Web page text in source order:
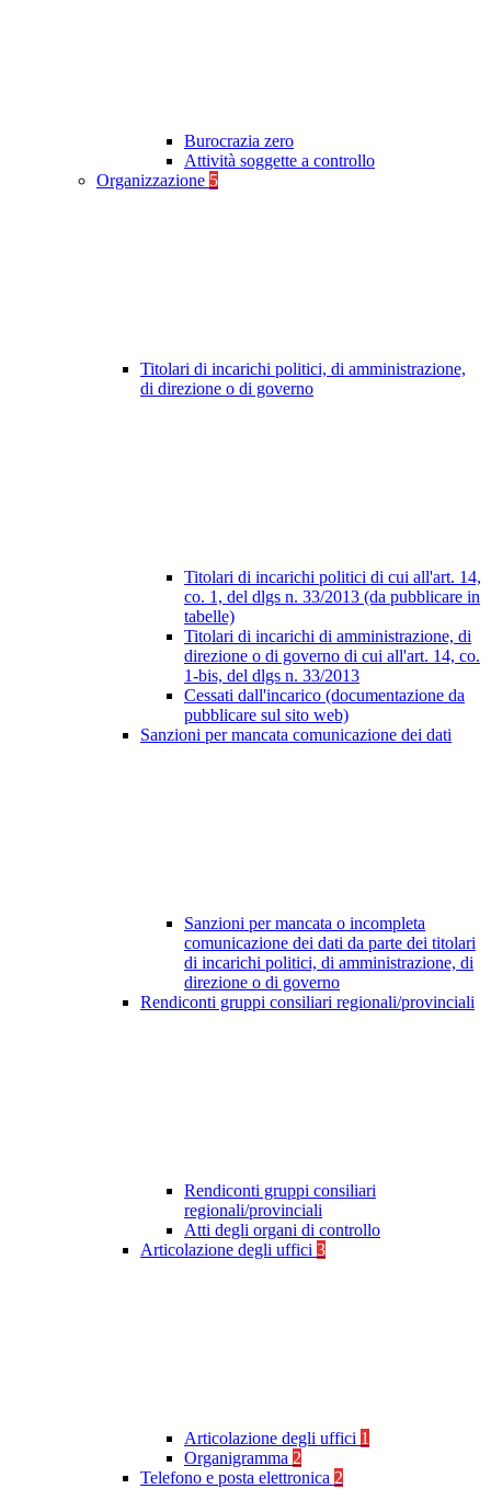
Burocrazia zero
Attività soggette a controllo
Organizzazione 5
Titolari di incarichi politici, di amministrazione,
di direzione o di governo
Titolari di incarichi politici di cui all'art. 14,
co. 1, del dlgs n. 33/2013 (da pubblicare in
tabelle)
Titolari di incarichi di amministrazione, di
direzione o di governo di cui all'art. 14, co.
1-bis, del dlgs n. 33/2013
Cessati dall'incarico (documentazione da
pubblicare sul sito web)
Sanzioni per mancata comunicazione dei dati
Sanzioni per mancata o incompleta
comunicazione dei dati da parte dei titolari
di incarichi politici, di amministrazione, di
direzione o di governo
Rendiconti gruppi consiliari regionali/provinciali
Rendiconti gruppi consiliari
regionali/provinciali
Atti degli organi di controllo
Articolazione degli uffici 3
Articolazione degli uffici 1
Organigramma 2
Telefono e posta elettronica 2